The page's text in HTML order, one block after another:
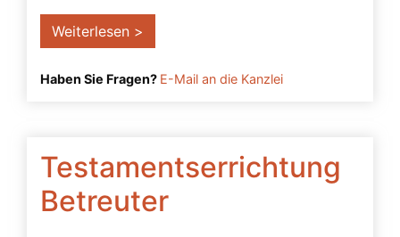
Weiterlesen >
Haben Sie Fragen? E-Mail an die Kanzlei
Testamentserrichtung
Betreuter
Betreuungsbedarf
Betreuungsverfügung
Bevollmächtigter
Einsichtsfähigkeit
einstweilige Verfügung